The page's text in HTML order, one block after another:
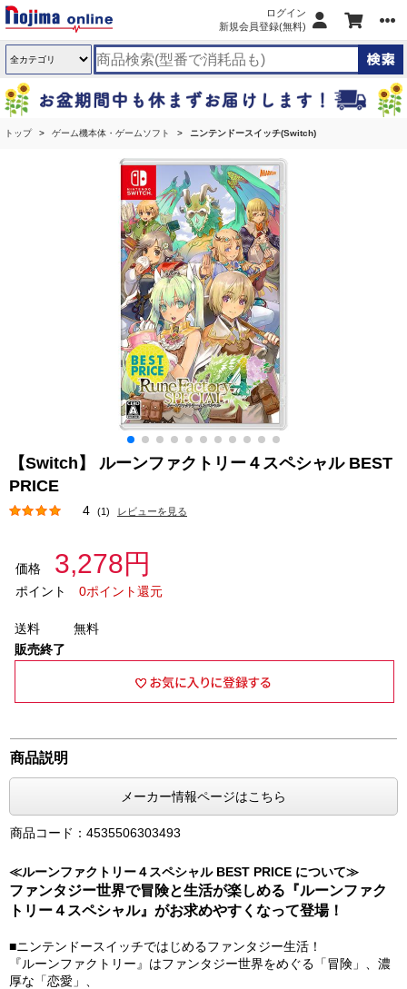
ログイン
新規会員登録(無料)
トップ ゲーム機本体・ゲームソフト ニンテンドースイッチ(Switch)
【Switch】 ルーンファクトリー４スペシャル BEST
PRICE
4 (1) レビューを見る
価格 3,278円
ポイント 0ポイント還元
送料
無料
販売終了
商品説明
メーカー情報ページはこちら
商品コード：4535506303493
≪ルーンファクトリー４スペシャル BEST PRICE について≫
ファンタジー世界で冒険と生活が楽しめる『ルーンファク
トリー４スペシャル』がお求めやすくなって登場！
■ニンテンドースイッチではじめるファンタジー生活！
『ルーンファクトリー』はファンタジー世界をめぐる「冒険」、濃
厚な「恋愛」、